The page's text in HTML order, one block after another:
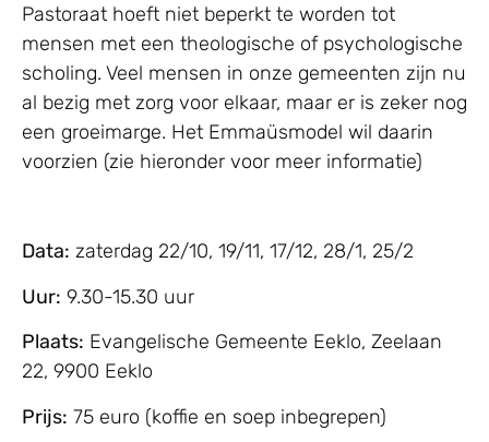
Pastoraat hoeft niet beperkt te worden tot
mensen met een theologische of psychologische
scholing. Veel mensen in onze gemeenten zijn nu
al bezig met zorg voor elkaar, maar er is zeker nog
een groeimarge. Het Emmaüsmodel wil daarin
voorzien (zie hieronder voor meer informatie)
Data: zaterdag 22/10, 19/11, 17/12, 28/1, 25/2
Uur: 9.30-15.30 uur
Plaats: Evangelische Gemeente Eeklo, Zeelaan
22, 9900 Eeklo
Prijs: 75 euro (koffie en soep inbegrepen)